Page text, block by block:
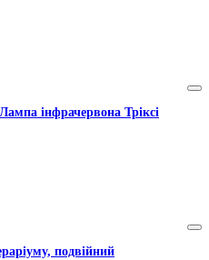
інфрачервона Тріксі
подвійний